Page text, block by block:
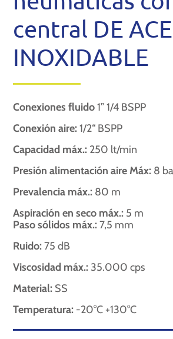
central DE
INOXIDABLE
Conexiones fluido1” 1/4 BSPP
Conexión aire:1/2“ BSPP
Capacidad máx.: 250 lt/min
Presión alimentación aire Máx: 8
Prevalencia máx.: 80 m
Aspiración en seco máx.: 5 m
Paso sólidos máx.:7,5 mm
Ruido:75 dB
Viscosidad máx.: 35.000 cps
Material: SS
Temperatura: -20°C +130°C